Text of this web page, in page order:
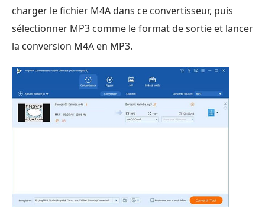
charger le fichier M4A dans ce convertisseur, puis
sélectionner MP3 comme le format de sortie et lancer
la conversion M4A en MP3.